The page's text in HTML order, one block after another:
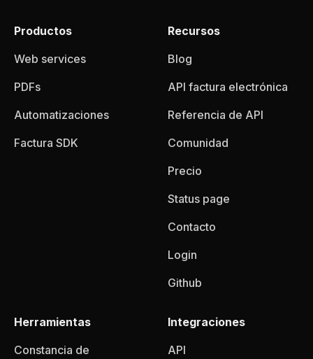
Productos
Web services
PDFs
Automatizaciones
Factura SDK
Recursos
Blog
API factura electrónica
Referencia de API
Comunidad
Precio
Status page
Contacto
Login
Github
Herramientas
Constancia de
Integraciones
API